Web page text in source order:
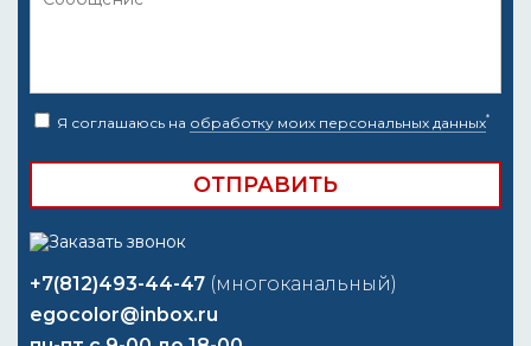
Я соглашаюсь на обработку моих персональных данных*
+7(812)493-44-47 (многоканальный)
egocolor@inbox.ru